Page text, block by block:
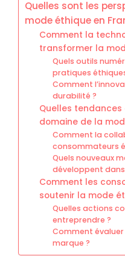
Quelles sont les
mode éthique en
Comment la
transformer la
Quels outils
pratiques
Comment
durabilité ?
Quelles
domaine de la
Comment la
consommateurs
Quels nouveaux
développent
Comment les
soutenir la mode
Quelles actions
entreprendre ?
Comment évaluer
marque ?